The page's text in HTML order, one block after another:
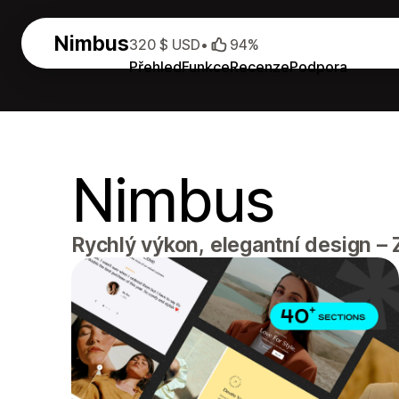
Nimbus
PřehledFunkceRecenzePodpora
320 $ USD• 94%
Nimbus
Rychlý výkon, elegantní design